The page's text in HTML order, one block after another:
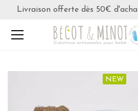
Livraison offerte dès 50€
NEW